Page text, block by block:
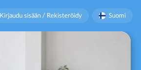
Kirjaudu sisään / Rekisteröidy Suomi